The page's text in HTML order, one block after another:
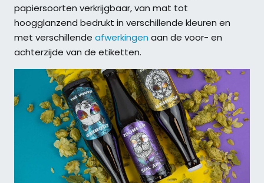
papiersoorten verkrijgbaar, van mat tot
hoogglanzend bedrukt in verschillende kleuren en
met verschillende afwerkingen aan de voor- en
achterzijde van de etiketten.